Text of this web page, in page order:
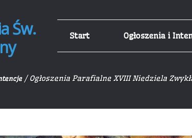
Św.
Start Ogłoszenia i
/ Ogłoszenia Parafialne XVIII Niedziela